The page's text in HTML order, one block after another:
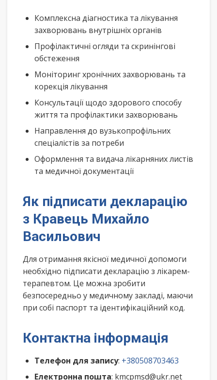
Комплексна діагностика та лікування
захворювань внутрішніх органів
Профілактичні огляди та скринінгові
обстеження
Моніторинг хронічних захворювань та
корекція лікування
Консультації щодо здорового способу
життя та профілактики захворювань
Направлення до вузькопрофільних
спеціалістів за потреби
Оформлення та видача лікарняних листів
та медичної документації
Як підписати декларацію
з Кравець Михайло
Васильович
Для отримання якісної медичної допомоги
необхідно підписати декларацію з лікарем-
терапевтом. Це можна зробити
безпосередньо у медичному закладі, маючи
при собі паспорт та ідентифікаційний код.
Контактна інформація
Телефон для запису: +380508703463
Електронна пошта: kmcpmsd@ukr.net